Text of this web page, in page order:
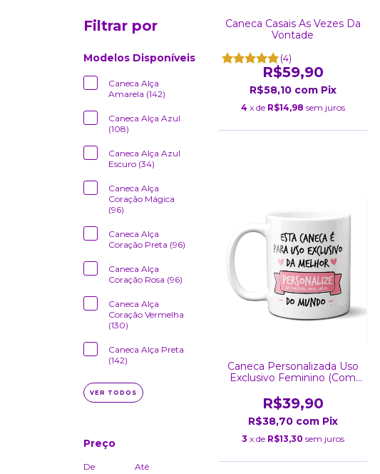
Filtrar por
Modelos Disponíveis
Caneca Alça
Amarela (142)
Caneca Alça Azul
(108)
Caneca Alça Azul
Escuro (34)
Caneca Alça
Coração Mágica
(96)
Caneca Alça
Coração Preta (96)
Caneca Alça
Coração Rosa (96)
Caneca Alça
Coração Vermelha
(130)
Caneca Alça Preta
(142)
VER TODOS
Preço
De Até
Caneca Casais As Vezes Da
Vontade
(4)
R$59,90
R$58,10 com Pix
4 x de R$14,98 sem juros
Caneca Personalizada Uso
Exclusivo Feminino (Com
R$39,90
R$38,70 com Pix
3 x de R$13,30 sem juros